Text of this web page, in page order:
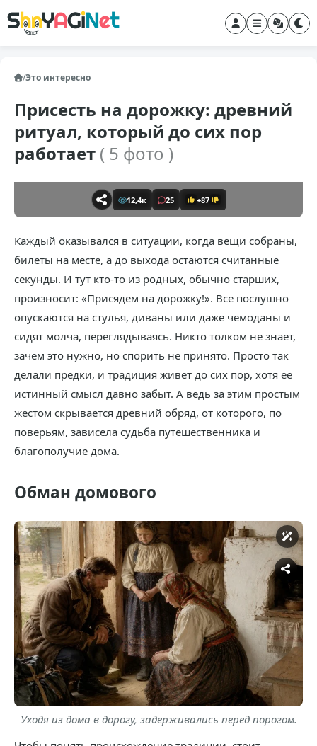
/Это интересно
Присесть на дорожку: древний
ритуал, который до сих пор
работает ( 5 фото )
12,4к 25 +87
Каждый оказывался в ситуации, когда вещи собраны,
билеты на месте, а до выхода остаются считанные
секунды. И тут кто-то из родных, обычно старших,
произносит: «Присядем на дорожку!». Все послушно
опускаются на стулья, диваны или даже чемоданы и
сидят молча, переглядываясь. Никто толком не знает,
зачем это нужно, но спорить не принято. Просто так
делали предки, и традиция живет до сих пор, хотя ее
истинный смысл давно забыт. А ведь за этим простым
жестом скрывается древний обряд, от которого, по
поверьям, зависела судьба путешественника и
благополучие дома.
Обман домового
Уходя из дома в дорогу, задерживались перед порогом.